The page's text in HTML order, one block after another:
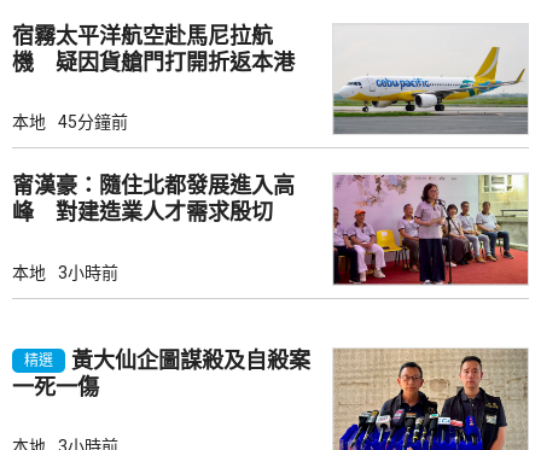
宿霧太平洋航空赴馬尼拉航
機 疑因貨艙門打開折返本港
本地 45分鐘前
甯漢豪：隨住北都發展進入高
峰 對建造業人才需求殷切
本地 3小時前
精選
黃大仙企圖謀殺及自殺案
一死一傷